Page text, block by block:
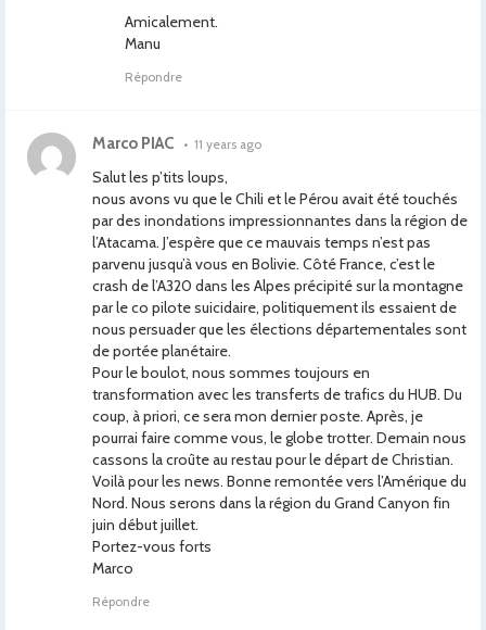
Amicalement.
Manu
Répondre
Marco PIAC • 11 years ago
Salut les p’tits loups,
nous avons vu que le Chili et le Pérou avait été touchés
par des inondations impressionnantes dans la région de
l’Atacama. J’espère que ce mauvais temps n’est pas
parvenu jusqu’à vous en Bolivie. Côté France, c’est le
crash de l’A320 dans les Alpes précipité sur la montagne
par le co pilote suicidaire, politiquement ils essaient de
nous persuader que les élections départementales sont
de portée planétaire.
Pour le boulot, nous sommes toujours en
transformation avec les transferts de trafics du HUB. Du
coup, à priori, ce sera mon dernier poste. Après, je
pourrai faire comme vous, le globe trotter. Demain nous
cassons la croûte au restau pour le départ de Christian.
Voilà pour les news. Bonne remontée vers l’Amérique du
Nord. Nous serons dans la région du Grand Canyon fin
juin début juillet.
Portez-vous forts
Marco
Répondre